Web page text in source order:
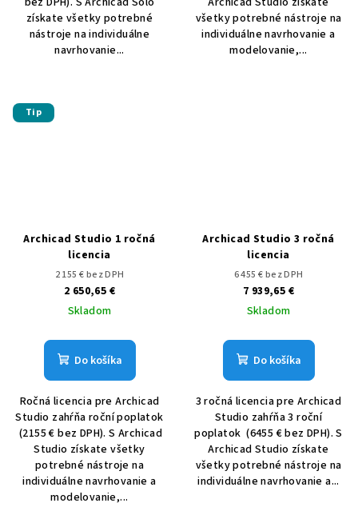
získate všetky potrebné
nástroje na individuálne
navrhovanie...
všetky potrebné nástroje na
individuálne navrhovanie a
modelovanie,...
Tip
Archicad Studio 1 ročná
licencia
2 155 € bez DPH
2 650,65 €
Skladom
Do košíka
Ročná licencia pre Archicad
Studio zahŕňa roční poplatok
(2155 € bez DPH). S Archicad
Studio získate všetky
potrebné nástroje na
individuálne navrhovanie a
modelovanie,...
Archicad Studio 3 ročná
licencia
6 455 € bez DPH
7 939,65 €
Skladom
Do košíka
3 ročná licencia pre Archicad
Studio zahŕňa 3 roční
poplatok (6455 € bez DPH). S
Archicad Studio získate
všetky potrebné nástroje na
individuálne navrhovanie a...